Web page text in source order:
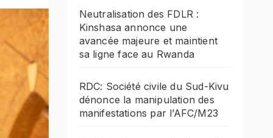
Neutralisation des FDLR :
Kinshasa annonce une
avancée majeure et maintient
sa ligne face au Rwanda
RDC: Société civile du Sud-Kivu
dénonce la manipulation des
manifestations par l’AFC/M23